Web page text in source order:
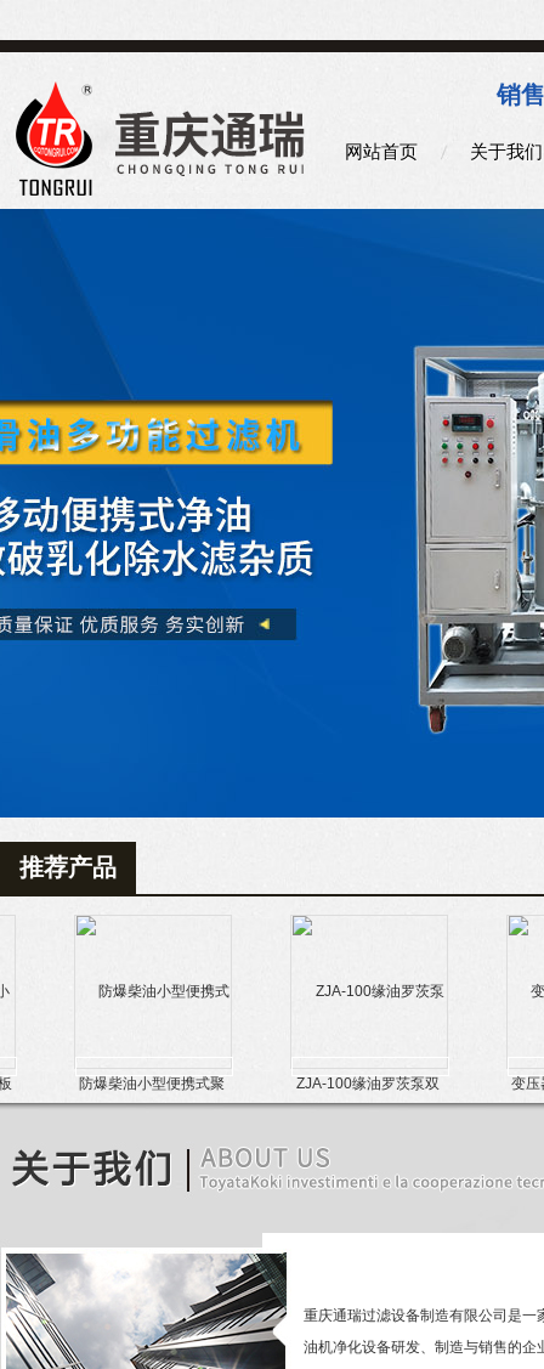
销
网站首页 关于我们
推荐产品
防爆柴油小型便携式聚
结分离脱水滤油机
ZJA-100缘油罗茨泵双
真空滤油机
变压器
滤油
重庆通瑞过滤设备制造有限公司是一
油机净化设备研发、制造与销售的企